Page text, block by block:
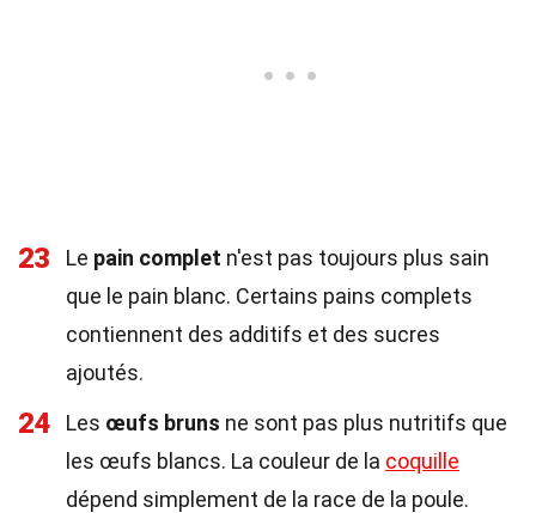
23 Le pain complet n'est pas toujours plus sain
que le pain blanc. Certains pains complets
contiennent des additifs et des sucres
ajoutés.
24 Les œufs bruns ne sont pas plus nutritifs que
les œufs blancs. La couleur de la coquille
dépend simplement de la race de la poule.